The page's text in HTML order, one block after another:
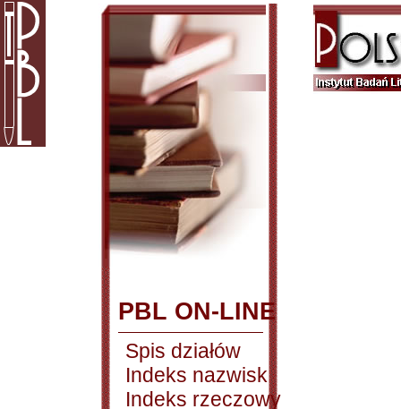
PBL ON-LINE
Spis działów
Indeks nazwisk
Indeks rzeczowy